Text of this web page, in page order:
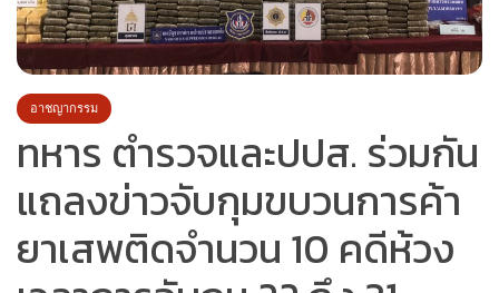
อาชญากรรม
ทหาร ตำรวจและปปส. ร่วมกัน
แถลงข่าวจับกุมขบวนการค้า
ยาเสพติดจำนวน 10 คดีห้วง